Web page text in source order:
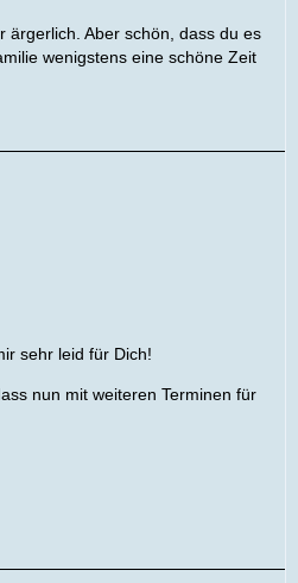
ärgerlich. Aber schön, dass du es
wenigstens eine schöne Zeit
sehr leid für Dich!
nun mit weiteren Terminen für